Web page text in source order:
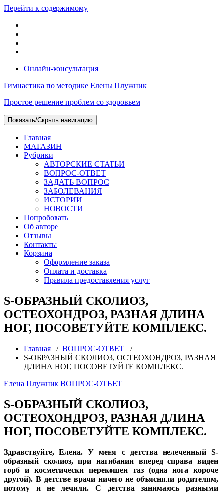
Перейти к содержимому
Онлайн-консультация
Гимнастика по методике Елены Плужник
Простое решение проблем со здоровьем
Показать/Скрыть навигацию
Главная
МАГАЗИН
Рубрики
АВТОРСКИЕ СТАТЬИ
ВОПРОС-ОТВЕТ
ЗАДАТЬ ВОПРОС
ЗАБОЛЕВАНИЯ
ИСТОРИИ
НОВОСТИ
Попробовать
Об авторе
Отзывы
Контакты
Корзина
Оформление заказа
Оплата и доставка
Правила предоставления услуг
S-ОБРАЗНЫЙ СКОЛИОЗ,
ОСТЕОХОНДРОЗ, РАЗНАЯ ДЛИНА
НОГ, ПОСОВЕТУЙТЕ КОМПЛЕКС.
Главная / ВОПРОС-ОТВЕТ /
S-ОБРАЗНЫЙ СКОЛИОЗ, ОСТЕОХОНДРОЗ, РАЗНАЯ
ДЛИНА НОГ, ПОСОВЕТУЙТЕ КОМПЛЕКС.
Елена Плужник ВОПРОС-ОТВЕТ
S-ОБРАЗНЫЙ СКОЛИОЗ,
ОСТЕОХОНДРОЗ, РАЗНАЯ ДЛИНА
НОГ, ПОСОВЕТУЙТЕ КОМПЛЕКС.
Здравствуйте, Елена. У меня с детства нелеченный S-
образный сколиоз, при нагибании вперед справа виден
горб и косметически перекошен таз (одна нога короче
другой). В детстве врачи ничего не объясняли родителям,
потому и не лечили. С детства занимаюсь разными